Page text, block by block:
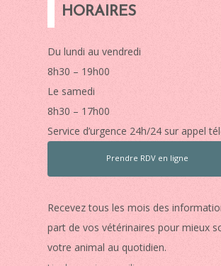
HORAIRES
Du lundi au vendredi
8h30 – 19h00
Le samedi
8h30 – 17h00
Service d’urgence 24h/24 sur appel
Prendre RDV en ligne
Recevez tous les mois des
part de vos vétérinaires pour mieux
votre animal au quotidien.